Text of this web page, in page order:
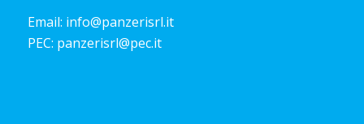
Email: info@panzerisrl.it
PEC: panzerisrl@pec.it